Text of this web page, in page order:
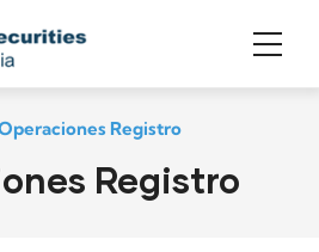
Registro
Registro